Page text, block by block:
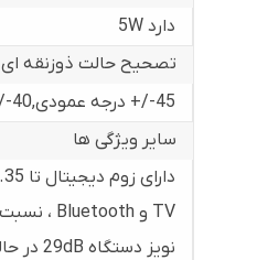
دارد 5W
تصحیح حالت ذوزنقه ای
45-/+ درجه عمودی
,40-/+ درجه افقی دستی
سایر ویژگی ها